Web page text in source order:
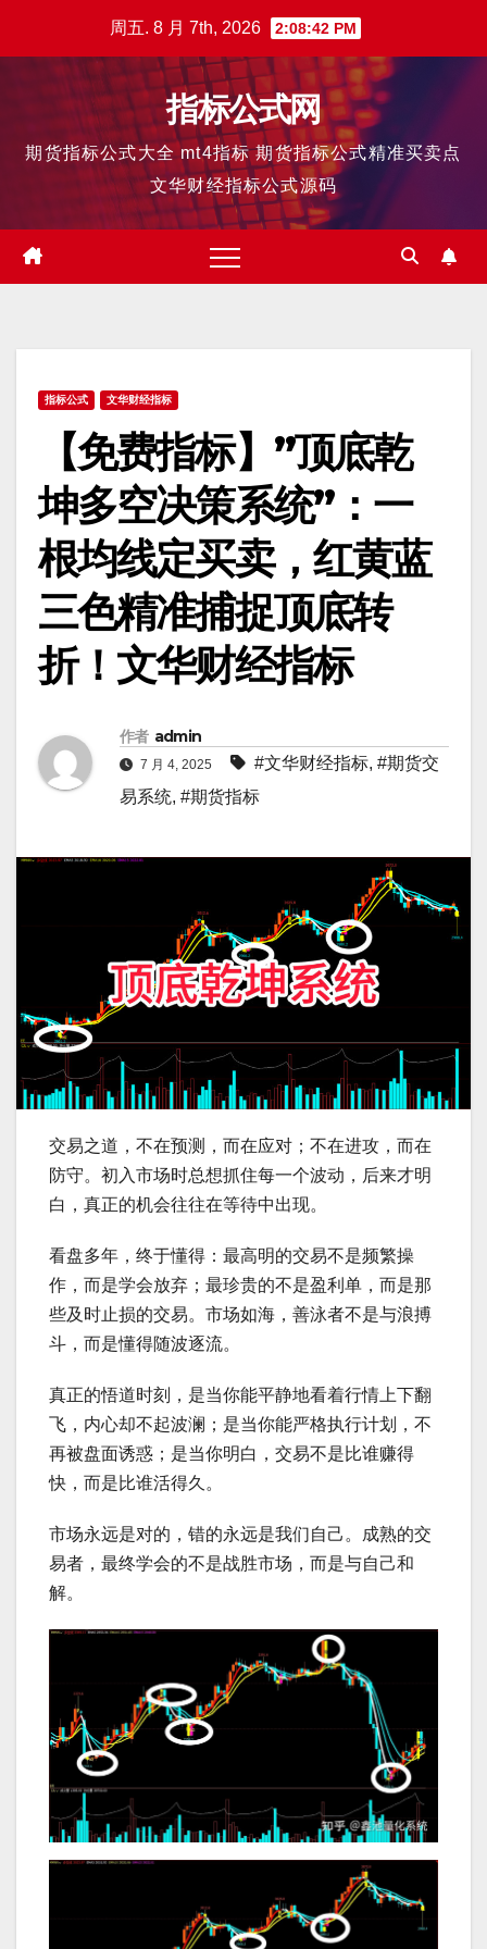
周五. 8 月 7th, 2026 2:08:42 PM
指标公式网
期货指标公式大全 mt4指标 期货指标公式精准买卖点
文华财经指标公式源码
指标公式 文华财经指标
【免费指标】”顶底乾
坤多空决策系统”：一
根均线定买卖，红黄蓝
三色精准捕捉顶底转
折！文华财经指标
作者 admin
7 月 4, 2025 #文华财经指标, #期货交
易系统, #期货指标
交易之道，不在预测，而在应对；不在进攻，而在
防守。初入市场时总想抓住每一个波动，后来才明
白，真正的机会往往在等待中出现。
看盘多年，终于懂得：最高明的交易不是频繁操
作，而是学会放弃；最珍贵的不是盈利单，而是那
些及时止损的交易。市场如海，善泳者不是与浪搏
斗，而是懂得随波逐流。
真正的悟道时刻，是当你能平静地看着行情上下翻
飞，内心却不起波澜；是当你能严格执行计划，不
再被盘面诱惑；是当你明白，交易不是比谁赚得
快，而是比谁活得久。
市场永远是对的，错的永远是我们自己。成熟的交
易者，最终学会的不是战胜市场，而是与自己和
解。